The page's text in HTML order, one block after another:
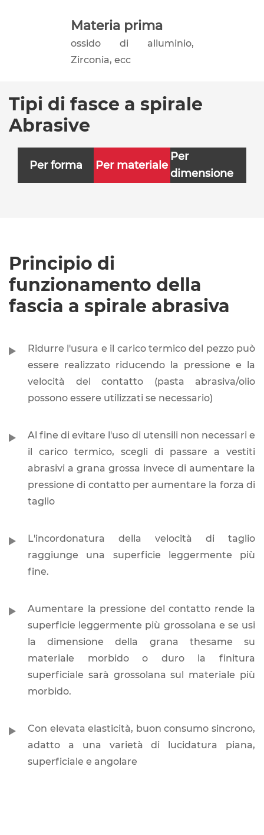
Materia prima
ossido di alluminio,
Zirconia, ecc
Tipi di fasce a spirale
Abrasive
Per forma Per materiale
Per
dimensione
Principio di
funzionamento della
fascia a spirale abrasiva
Ridurre l'usura e il carico termico del pezzo può
essere realizzato riducendo la pressione e la
velocità del contatto (pasta abrasiva/olio
possono essere utilizzati se necessario)
Al fine di evitare l'uso di utensili non necessari e
il carico termico, scegli di passare a vestiti
abrasivi a grana grossa invece di aumentare la
pressione di contatto per aumentare la forza di
taglio
L'incordonatura della velocità di taglio
raggiunge una superficie leggermente più
fine.
Aumentare la pressione del contatto rende la
superficie leggermente più grossolana e se usi
la dimensione della grana thesame su
materiale morbido o duro la finitura
superficiale sarà grossolana sul materiale più
morbido.
Con elevata elasticità, buon consumo sincrono,
adatto a una varietà di lucidatura piana,
superficiale e angolare